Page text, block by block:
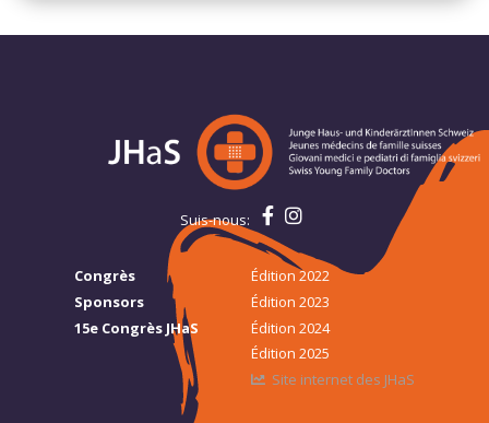
Suis-nous:
Congrès
Sponsors
15e Congrès JHaS
Édition 2022
Édition 2023
Édition 2024
Édition 2025
Site internet des JHaS